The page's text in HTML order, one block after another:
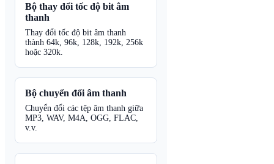
Bộ thay đổi tốc độ bit âm
thanh
Thay đổi tốc độ bit âm thanh
thành 64k, 96k, 128k, 192k, 256k
hoặc 320k.
Bộ chuyển đổi âm thanh
Chuyển đổi các tệp âm thanh giữa
MP3, WAV, M4A, OGG, FLAC,
v.v.